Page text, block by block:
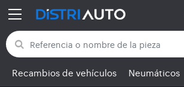
Volver a las categorías
Recambios de vehículos Neumáticos